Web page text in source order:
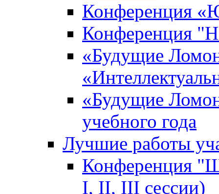
Конференция
Конференция
«Будущие
«Будущие
учебного года
Лучшие работы
Конференция
I, II, III сессии)